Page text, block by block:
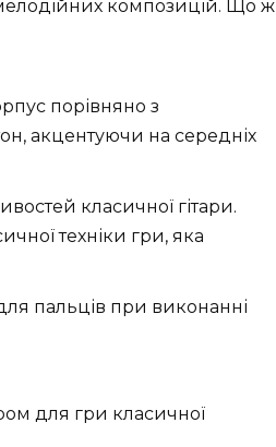
композицій. Що ж
порівняно з
акцентуючи на середніх
класичної гітари.
техніки гри, яка
пальців при виконанні
для гри класичної